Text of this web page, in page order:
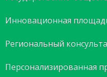
Инновационная
Региональный
Персонализированная